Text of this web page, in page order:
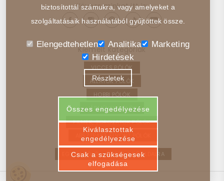
Kövess minket itt is:
Kiemelt kategóriák
VICCES PÓLÓK
ÁLLATOK PÓLÓK
HOBBI PÓLÓK
JÁRMŰVEK PÓLÓK
FILMEK, SOROZATOK PÓLÓK
ABSZTRAKT, ELVONT PÓLÓK
EGYEDI PÓLÓ – VISSZA A FŐOLDALRA
biztosítottál számukra, vagy amelyeket a
szolgáltatásaik használatából gyűjtöttek össze.
Elengedtehetlen Analitika
Marketing
Hirdetések
Részletek
Összes engedélyezése
Kiválasztottak
engedélyezése
Csak a szükségesek
elfogadása